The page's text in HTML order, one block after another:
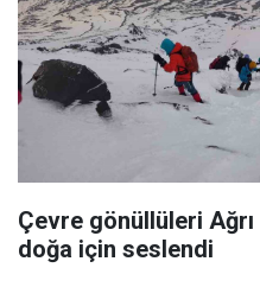
Çevre gönüllüleri Ağrı
doğa için seslendi